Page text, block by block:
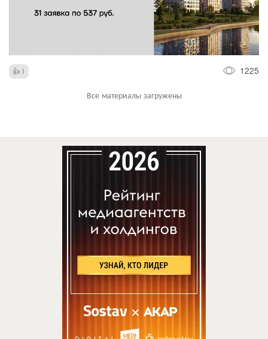
1 1225
Все материалы загружены